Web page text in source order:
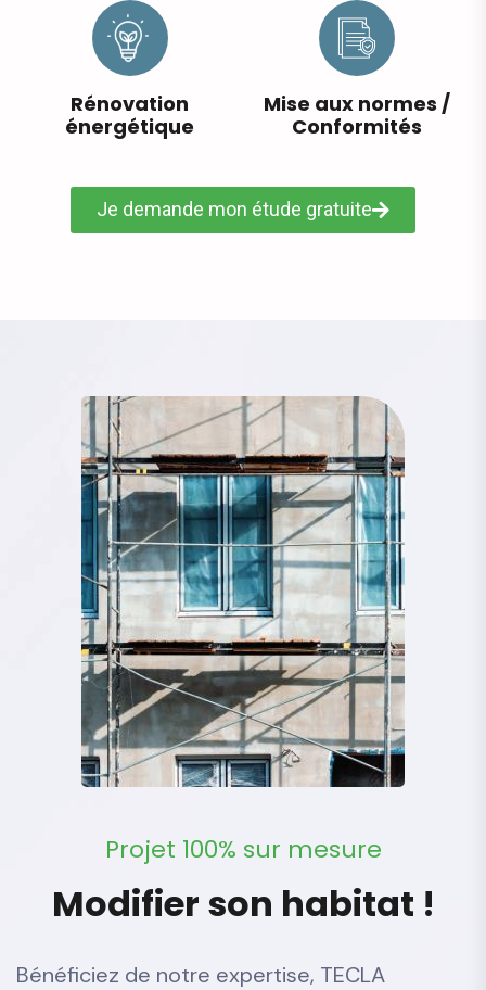
Rénovation
énergétique
Mise aux normes /
Conformités
Je demande mon étude gratuite
Projet 100% sur mesure
Modifier son habitat !
Bénéficiez de notre expertise, TECLA